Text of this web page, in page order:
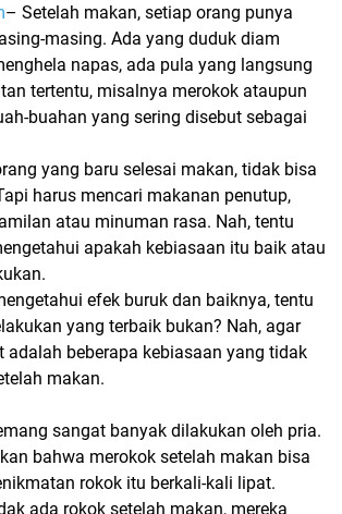
– Setelah makan, setiap orang punya
masing. Ada yang duduk diam
napas, ada pula yang langsung
tertentu, misalnya merokok ataupun
buahan yang sering disebut sebagai
yang baru selesai makan, tidak bisa
harus mencari makanan penutup,
atau minuman rasa. Nah, tentu
apakah kebiasaan itu baik atau
efek buruk dan baiknya, tentu
yang terbaik bukan? Nah, agar
adalah beberapa kebiasaan yang tidak
makan.
sangat banyak dilakukan oleh pria.
bahwa merokok setelah makan bisa
rokok itu berkali-kali lipat.
ada rokok setelah makan, mereka